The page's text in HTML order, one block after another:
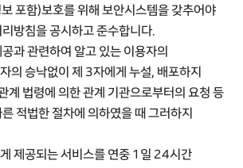
포함)보호를 위해 보안시스템을 갖추어야
방침을 공시하고 준수합니다.
과 관련하여 알고 있는 이용자의
의 승낙없이 제 3자에게 누설, 배포하지
계 법령에 의한 관계 기관으로부터의 요청 등
적법한 절차에 의하였을 때 그러하지
제공되는 서비스를 연중 1일 24시간